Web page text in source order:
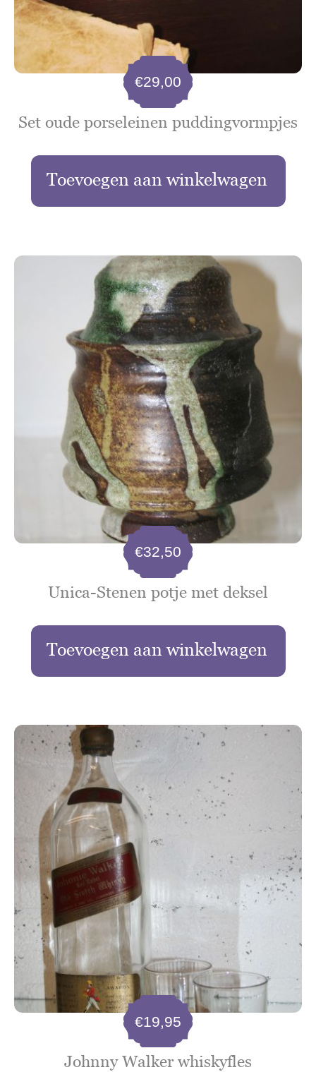
Set oude porseleinen puddingvormpjes
€29,00
Toevoegen aan winkelwagen
Unica-Stenen potje met deksel
€32,50
Toevoegen aan winkelwagen
Johnny Walker whiskyfles
€19,95